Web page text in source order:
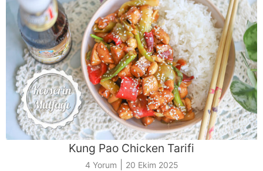
Kung Pao Chicken Tarifi
4 Yorum 20 Ekim 2025